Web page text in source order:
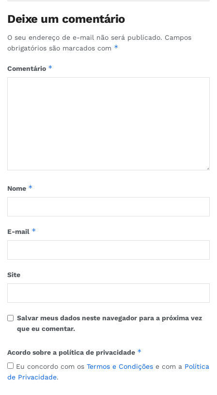
Deixe um comentário
O seu endereço de e-mail não será publicado. Campos
obrigatórios são marcados com *
Comentário *
Nome *
E-mail *
Site
Salvar meus dados neste navegador para a próxima vez
que eu comentar.
Acordo sobre a política de privacidade *
Eu concordo com os Termos e Condições e com a Política
de Privacidade.